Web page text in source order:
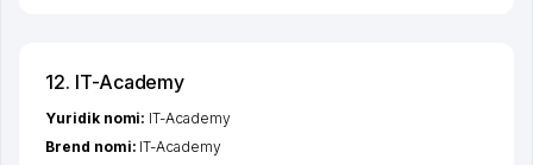
12. IT-Academy
Yuridik nomi: IT-Academy
Brend nomi: IT-Academy